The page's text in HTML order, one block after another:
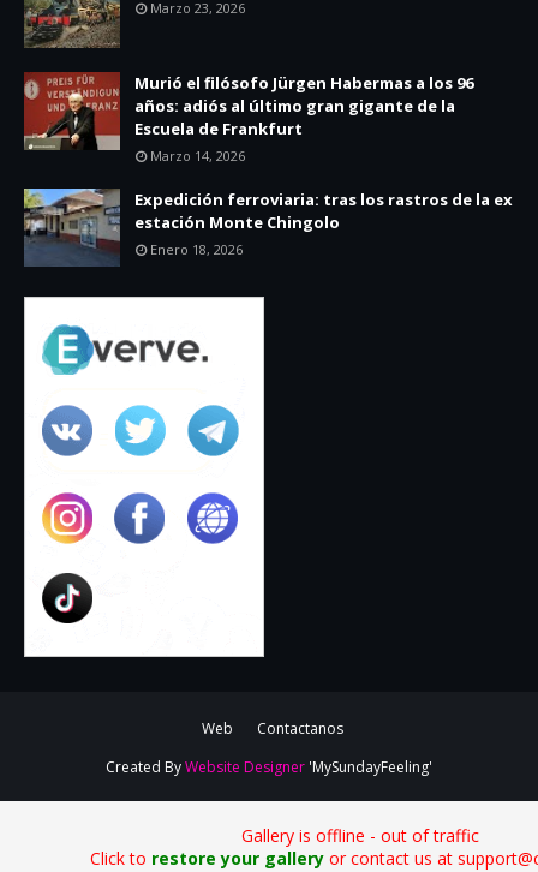
Marzo 23, 2026
Murió el filósofo Jürgen Habermas a los 96
años: adiós al último gran gigante de la
Escuela de Frankfurt
Marzo 14, 2026
Expedición ferroviaria: tras los rastros de la ex
estación Monte Chingolo
Enero 18, 2026
Web
Contactanos
Created ByWebsite Designer 'MySundayFeeling'
Gallery is offline - out of traffic
Click to restore your galleryor contact us at